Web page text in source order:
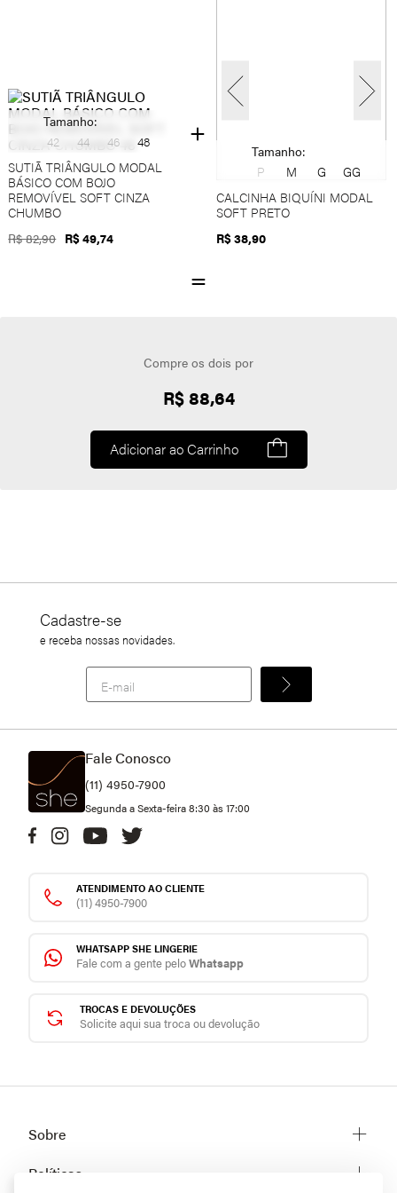
Tamanho:
42
44 46
48
SUTIÃ TRIÂNGULO MODAL
BÁSICO COM BOJO
REMOVÍVEL SOFT CINZA
CHUMBO
R$ 82,90 R$ 49,74
Tamanho:
G
GG
M
P
CALCINHA BIQUÍNI MODAL
SOFT PRETO
R$ 38,90
Compre os dois por
R$ 88,64
Adicionar ao Carrinho
Cadastre-se
e receba nossas novidades.
Fale Conosco
(11) 4950-7900
Segunda a Sexta-feira 8:30 às 17:00
ATENDIMENTO AO CLIENTE
(11) 4950-7900
WHATSAPP SHE LINGERIE
Fale com a gente peloWhatsapp
TROCAS E DEVOLUÇÕES
Solicite aqui sua troca ou devolução
Sobre
Sobre a She
Políticas